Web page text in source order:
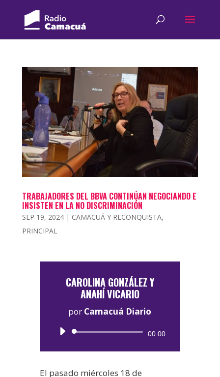
TRABAJADORES DEL BBVA CONTINÚAN NEGOCIANDO E
INSISTEN EN LA NO DISCRIMINACIÓN
SEP 19, 2024| CAMACUÁ Y RECONQUISTA,
PRINCIPAL
CAROLINA GONZÁLEZ Y
ANAHÍ VICARIO
por Camacuá Diario
Reproductor
00:00
El pasado miércoles 18 de